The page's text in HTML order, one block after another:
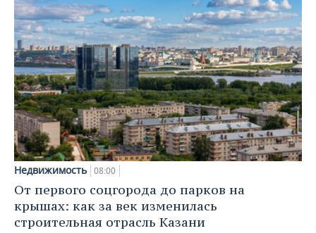
Недвижимость 08:00
От первого соцгорода до парков на
крышах: как за век изменилась
строительная отрасль Казани